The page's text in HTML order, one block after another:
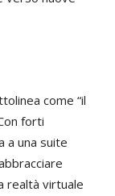
come “il
forti
a una suite
realtà virtuale